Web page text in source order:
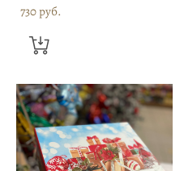
730 pуб.